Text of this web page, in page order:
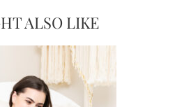
ALSO LIKE